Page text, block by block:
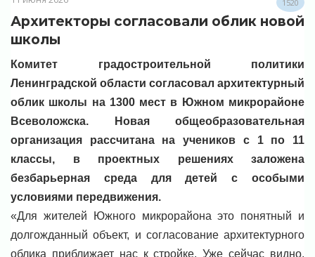
1520
Архитекторы согласовали облик новой
школы
Комитет градостроительной политики
Ленинградской области согласовал архитектурный
облик школы на 1300 мест в Южном микрорайоне
Всеволожска. Новая общеобразовательная
организация рассчитана на учеников с 1 по 11
классы, в проектных решениях заложена
безбарьерная среда для детей с особыми
условиями передвижения.
«Для жителей Южного микрорайона это понятный и
долгожданный объект, и согласование архитектурного
облика приближает нас к стройке. Уже сейчас видно,